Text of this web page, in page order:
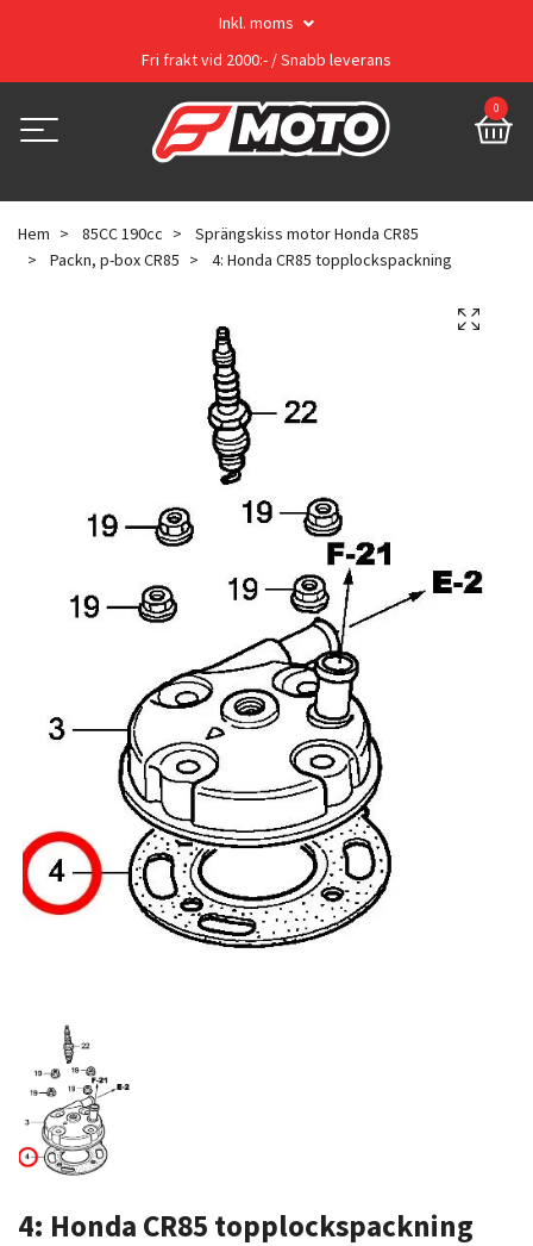
Inkl. moms
Fri frakt vid 2000:- / Snabb leverans
0
Hem 85CC 190cc
Sprängskiss motor Honda CR85
Packn, p-box CR85
4: Honda CR85 topplockspackning
4: Honda CR85 topplockspackning